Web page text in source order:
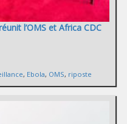
l’OMS et Africa CDC
, Ebola, OMS, riposte